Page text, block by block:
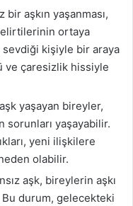
bir aşkın yaşanması,
ortaya
sevdiği kişiyle bir araya
ve çaresizlik hissiyle
yaşayan bireyler,
yaşayabilir.
yeni ilişkilere
olabilir.
aşk, bireylerin aşkı
durum, gelecekteki